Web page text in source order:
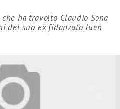
ha travolto Claudio Sona
del suo ex fidanzato Juan